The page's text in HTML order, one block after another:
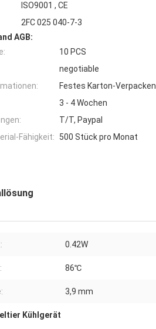
ISO9001 , CE
2FC 025 040-7-3
AGB:
10 PCS
negotiable
Festes Karton-Verpacken
3 - 4 Wochen
T/T, Paypal
Fähigkeit:
500 Stück pro Monat
0.42W
86℃
3,9 mm
Kühlgerät